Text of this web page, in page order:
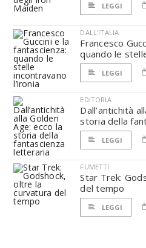
LEGGI
DALL'ITALIA
Francesco
quando le
LEGGI
EDITORIA
Dall’antichità
storia della
LEGGI
FUMETTI
Star Trek:
del tempo
LEGGI